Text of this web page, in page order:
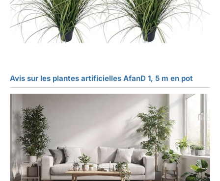
Avis sur les plantes artificielles AfanD 1, 5 m en pot